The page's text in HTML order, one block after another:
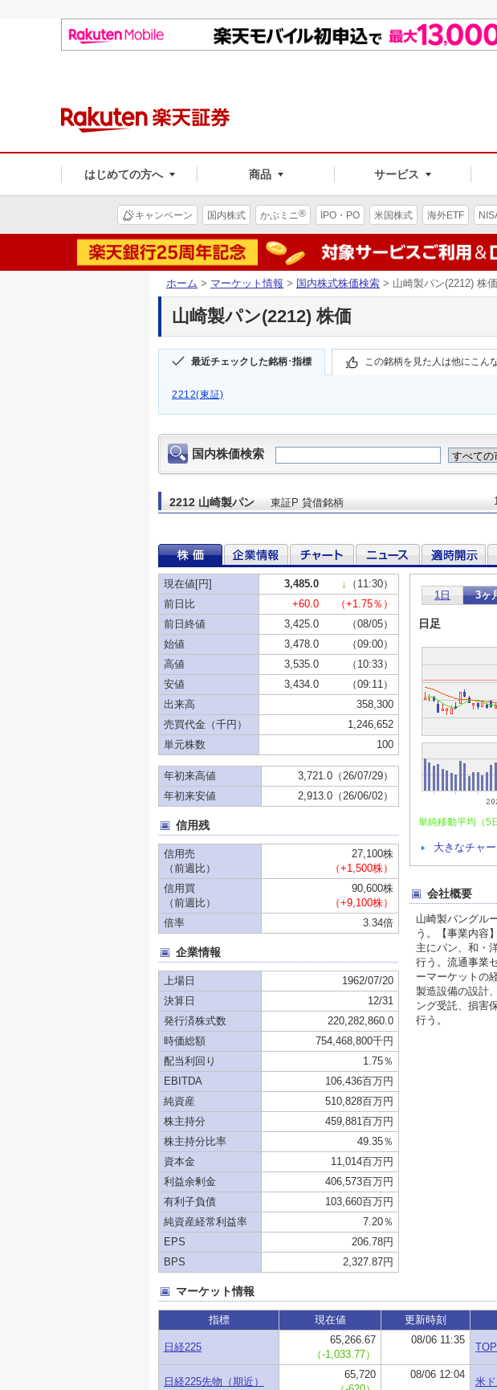
はじめての方へ 商品 サービス
キャンペーン 国内株式 かぶミニ® IPO・PO 米国株式 海外ETF
ホーム > マーケット情報 > 国内株式株価検索 > 山崎製パン(2212) 株価
山崎製パン(2212) 株価
最近チェックした銘柄･指標 この銘柄を見た人は他にこん
2212(東証)